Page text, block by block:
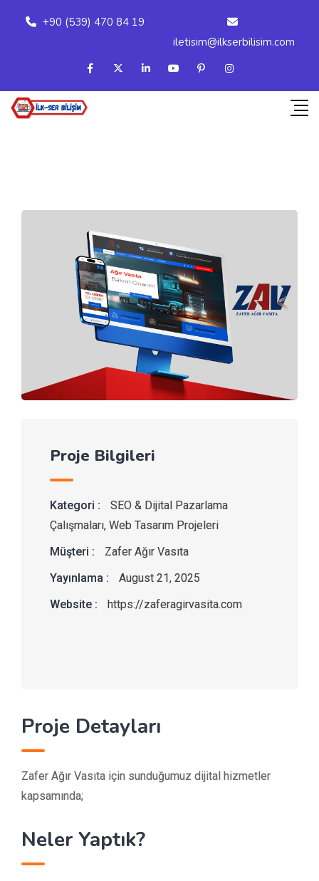
+90 (539) 470 84 19
iletisim@ilkserbilisim.com
Proje Bilgileri
Kategori :
SEO & Dijital Pazarlama
Çalışmaları, Web Tasarım Projeleri
Müşteri :
Zafer Ağır Vasıta
Yayınlama :
August 21, 2025
Website :
https://zaferagirvasita.com
Proje Detayları
Zafer Ağır Vasıta için sunduğumuz dijital hizmetler
kapsamında;
Neler Yaptık?